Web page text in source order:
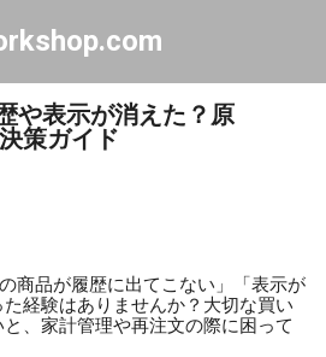
イン コンテンツに移動
や表示が消えた？原
策ガイド
商品が履歴に出てこない」「表示が
経験はありませんか？大切な買い
、家計管理や再注文の際に困って